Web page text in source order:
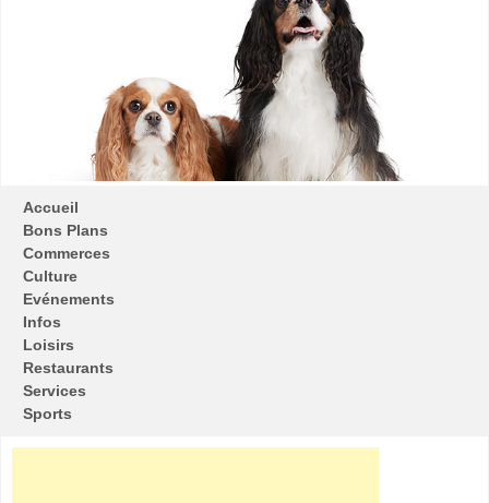
Accueil
Bons Plans
Commerces
Culture
Evénements
Infos
Loisirs
Restaurants
Services
Sports